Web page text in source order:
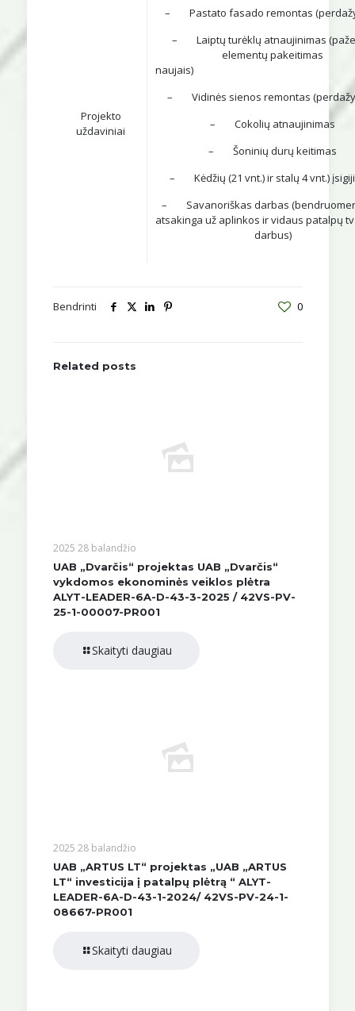
Projekto
uždaviniai
– Pastato fasado remontas
– Laiptų turėklų atnaujinimas
elementų pakeitimas
– Vidinės sienos remontas
– Cokolių atnaujinimas
– Šoninių durų keitimas
– Kėdžių (21 vnt.) ir stalų 4 vnt.)
– Savanoriškas darbas
atsakinga už aplinkos ir vidaus patalpų
darbus)
Bendrinti 0
Related posts
2025 28 balandžio
UAB „Dvarčis“ projektas UAB „Dvarčis“
vykdomos ekonominės veiklos plėtra
ALYT-LEADER-6A-D-43-3-2025 / 42VS-PV-
25-1-00007-PR001
Skaityti daugiau
2025 28 balandžio
UAB „ARTUS LT“ projektas „UAB „ARTUS
LT“ investicija į patalpų plėtrą “ ALYT-
LEADER-6A-D-43-1-2024/ 42VS-PV-24-1-
08667-PR001
Skaityti daugiau